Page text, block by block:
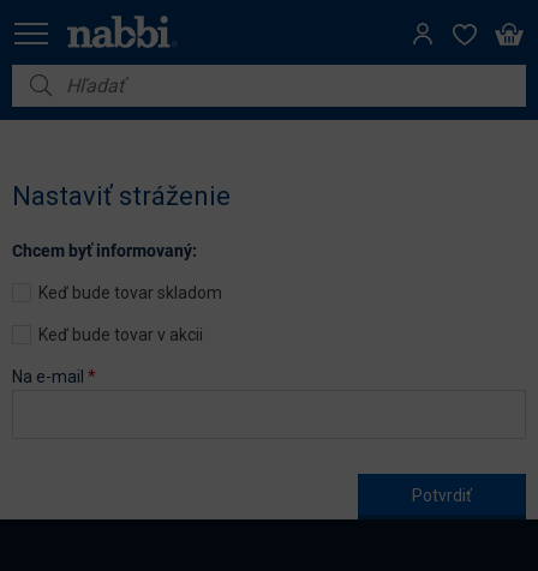
Nábytok
Dom a záhrada
Akcie
Nastaviť stráženie
Chcem byť informovaný:
Keď bude tovar skladom
Keď bude tovar v akcii
Na e-mail *